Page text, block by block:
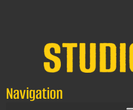
Navigation